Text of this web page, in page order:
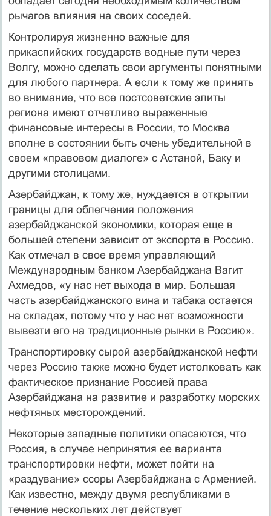
рычагов влияния на своих соседей.
Контролируя жизненно важные для
прикаспийских государств водные пути через
Волгу, можно сделать свои аргументы понятными
для любого партнера. А если к тому же принять
во внимание, что все постсоветские элиты
региона имеют отчетливо выраженные
финансовые интересы в России, то Москва
вполне в состоянии быть очень убедительной в
своем «правовом диалоге» с Астаной, Баку и
другими столицами.
Азербайджан, к тому же, нуждается в открытии
границы для облегчения положения
азербайджанской экономики, которая еще в
большей степени зависит от экспорта в Россию.
Как отмечал в свое время управляющий
Международным банком Азербайджана Вагит
Ахмедов, «у нас нет выхода в мир. Большая
часть азербайджанского вина и табака остается
на складах, потому что у нас нет возможности
вывезти его на традиционные рынки в Россию».
Транспортировку сырой азербайджанской нефти
через Россию также можно будет истолковать как
фактическое признание Россией права
Азербайджана на развитие и разработку морских
нефтяных месторождений.
Некоторые западные политики опасаются, что
Россия, в случае непринятия ее варианта
транспортировки нефти, может пойти на
«раздувание» ссоры Азербайджана с Арменией.
Как известно, между двумя республиками в
течение нескольких лет действует